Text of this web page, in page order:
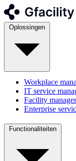
Workplace
IT service
Facility
Enterprise